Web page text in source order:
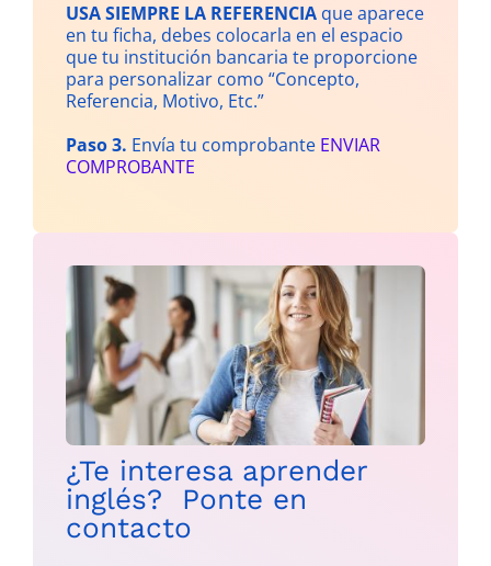
USA SIEMPRE LA REFERENCIAque aparece
en tu ficha, debes colocarla en el espacio
que tu institución bancaria te proporcione
para personalizar como “Concepto,
Referencia, Motivo, Etc.”
Paso 3. Envía tu comprobante ENVIAR
COMPROBANTE
¿Te interesa aprender
inglés? Ponte en
contacto